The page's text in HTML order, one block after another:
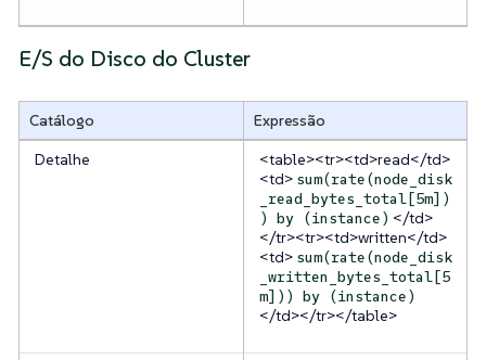
E/S do Disco do Cluster
Catálogo
Expressão
Detalhe
<table><tr><td>read</td>
<td> sum(rate(node_disk
_read_bytes_total[5m])
) by (instance) </td>
</tr><tr><td>written</td>
<td> sum(rate(node_disk
_written_bytes_total[5
m])) by (instance)
</td></tr></table>